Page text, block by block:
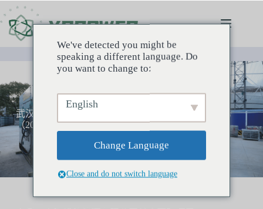
武汉第七届军运会开幕式临时供电系统电力保障服务
（2019年）
We've detected you might be
speaking a different language. Do
you want to change to:
English
Change Language
Close and do not switch language